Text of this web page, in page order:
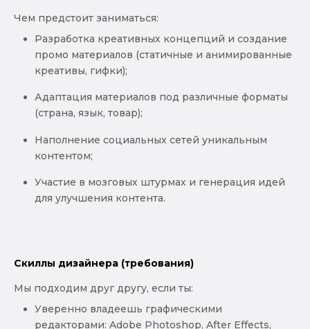
Чем предстоит заниматься:
Разработка креативных концепций и создание
промо материалов (статичные и анимированные
креативы, гифки);
Адаптация материалов под различные форматы
(страна, язык, товар);
Наполнение социальных сетей уникальным
контентом;
Участие в мозговых штурмах и генерация идей
для улучшения контента.
Скиллы дизайнера (требования)
Мы подходим друг другу, если ты:
Уверенно владеешь графическими
редакторами: Adobe Photoshop, After Effects,